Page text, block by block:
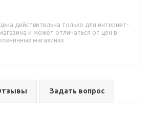
действительна только для интернет-
и может отличаться от цен в
магазинах
Задать вопрос